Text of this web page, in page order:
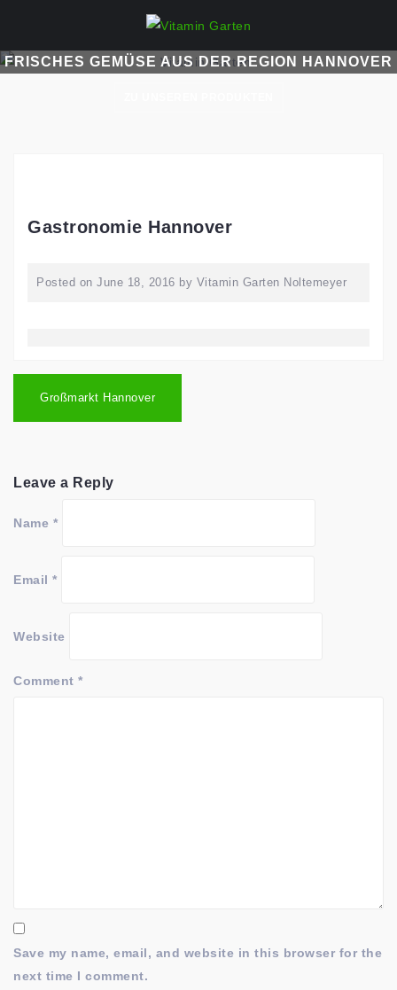
content
FRISCHES GEMÜSE AUS DER REGION HANNOVER
Gastronomie Hannover
Posted on June 18, 2016 by Vitamin Garten Noltemeyer
navigation
Großmarkt Hannover
Leave a Reply
Name *
Email *
Website
Comment *
Save my name, email, and website in this browser for the
next time I comment.